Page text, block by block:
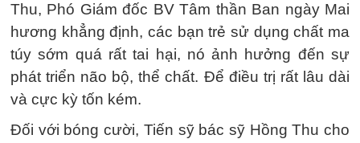
Thu, Phó Giám đốc BV Tâm thần Ban ngày Mai
hương khẳng định, các bạn trẻ sử dụng chất ma
túy sớm quá rất tai hại, nó ảnh hưởng đến sự
phát triển não bộ, thể chất. Để điều trị rất lâu dài
và cực kỳ tốn kém.
Đối với bóng cười, Tiến sỹ bác sỹ Hồng Thu cho